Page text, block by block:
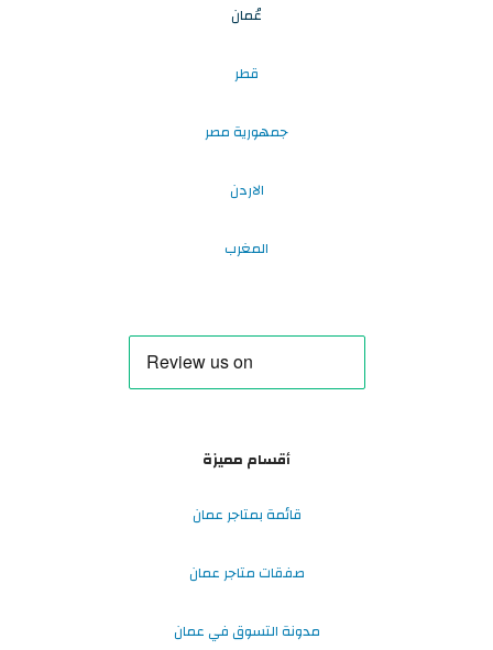
عُمان
قطر
جمهورية مصر
الاردن
المغرب
أقسام مميزة
قائمة بمتاجر عمان
صفقات متاجر عمان
مدونة التسوق في عمان